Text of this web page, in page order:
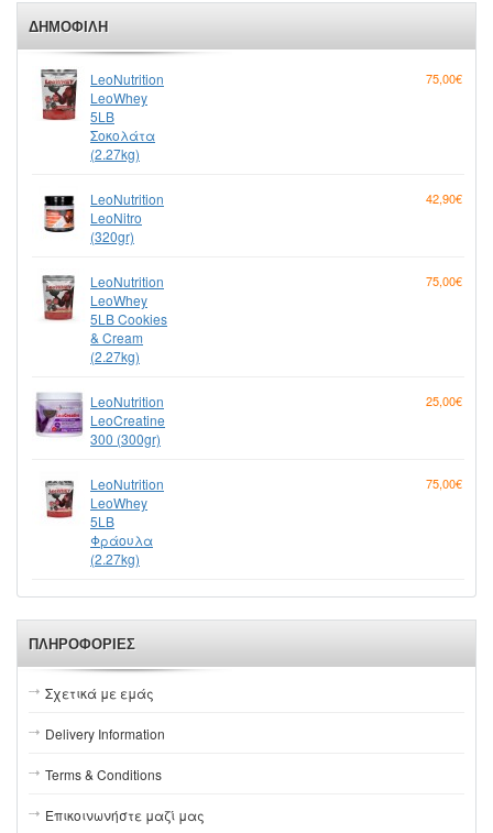
ΔΗΜΟΦΙΛΉ
LeoNutrition
LeoWhey
5LB
Σοκολάτα
(2.27kg)
75,00€
LeoNutrition
LeoNitro
(320gr)
42,90€
LeoNutrition
LeoWhey
5LB Cookies
& Cream
(2.27kg)
75,00€
LeoNutrition
LeoCreatine
300 (300gr)
25,00€
LeoNutrition
LeoWhey
5LB
Φράουλα
(2.27kg)
75,00€
ΠΛΗΡΟΦΟΡΊΕΣ
Σχετικά με εμάς
Delivery Information
Terms & Conditions
Επικοινωνήστε μαζί μας